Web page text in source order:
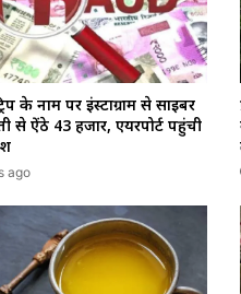
के नाम पर इंस्टाग्राम से साइबर
से ऐंठे ₹43 हजार, एयरपोर्ट पहुंची
ago